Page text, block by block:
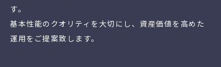
す。
基本性能のクオリティを大切にし、資産価値を高めた
運用をご提案致します。